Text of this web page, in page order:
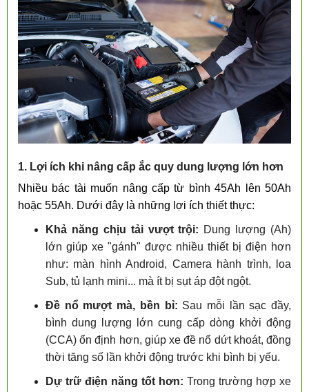
1. Lợi ích khi nâng cấp ắc quy dung lượng lớn hơn
Nhiều bác tài muốn nâng cấp từ bình 45Ah lên 50Ah
hoặc 55Ah. Dưới đây là những lợi ích thiết thực:
Khả năng chịu tải vượt trội: Dung lượng (Ah)
lớn giúp xe "gánh" được nhiều thiết bị điện hơn
như: màn hình Android, Camera hành trình, loa
Sub, tủ lạnh mini... mà ít bị sụt áp đột ngột.
Đề nổ mượt mà, bền bỉ: Sau mỗi lần sạc đầy,
bình dung lượng lớn cung cấp dòng khởi động
(CCA) ổn định hơn, giúp xe đề nổ dứt khoát, đồng
thời tăng số lần khởi động trước khi bình bị yếu.
Dự trữ điện năng tốt hơn: Trong trường hợp xe